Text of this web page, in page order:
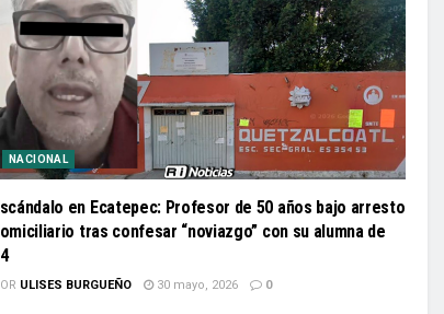
NACIONAL
en Ecatepec: Profesor de 50 años bajo arresto
tras confesar “noviazgo” con su alumna de
ULISES BURGUEÑO 30 mayo, 2026 0